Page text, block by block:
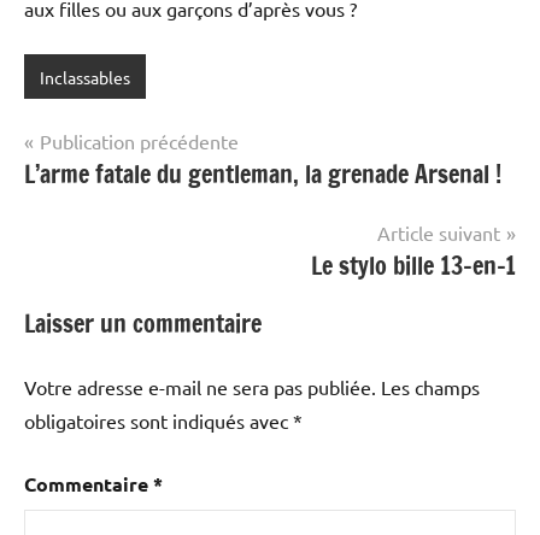
aux filles ou aux garçons d’après vous ?
Inclassables
Navigation
de
Publication précédente
L’arme fatale du gentleman, la grenade Arsenal !
Article suivant
Le stylo bille 13-en-1
Laisser un commentaire
Votre adresse e-mail ne sera pas publiée. Les champs
obligatoires sont indiqués avec *
Commentaire*